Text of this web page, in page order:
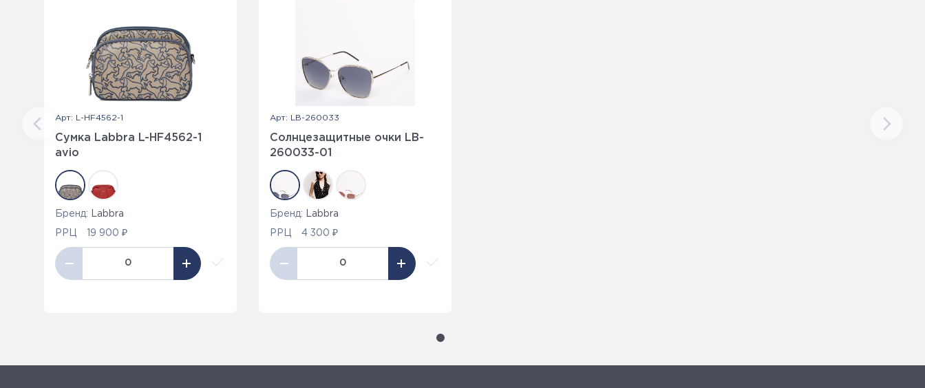
Арт: L-HF4562-1
Сумка Labbra L-HF4562-1
avio
Бренд: Labbra
РРЦ 19 900 ₽
Арт: LB-260033
Солнцезащитные очки LB-
260033-01
Бренд: Labbra
РРЦ 4 300 ₽